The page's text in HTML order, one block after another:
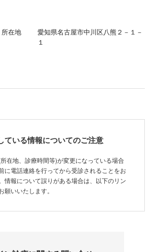
所在地
愛知県名古屋市中川区八熊２－１－
１
ている情報についてのご注意
在地、診療時間等)が変更になっている場合
に電話連絡を行ってから受診されることをお
情報について誤りがある場合は、以下のリン
願いいたします。